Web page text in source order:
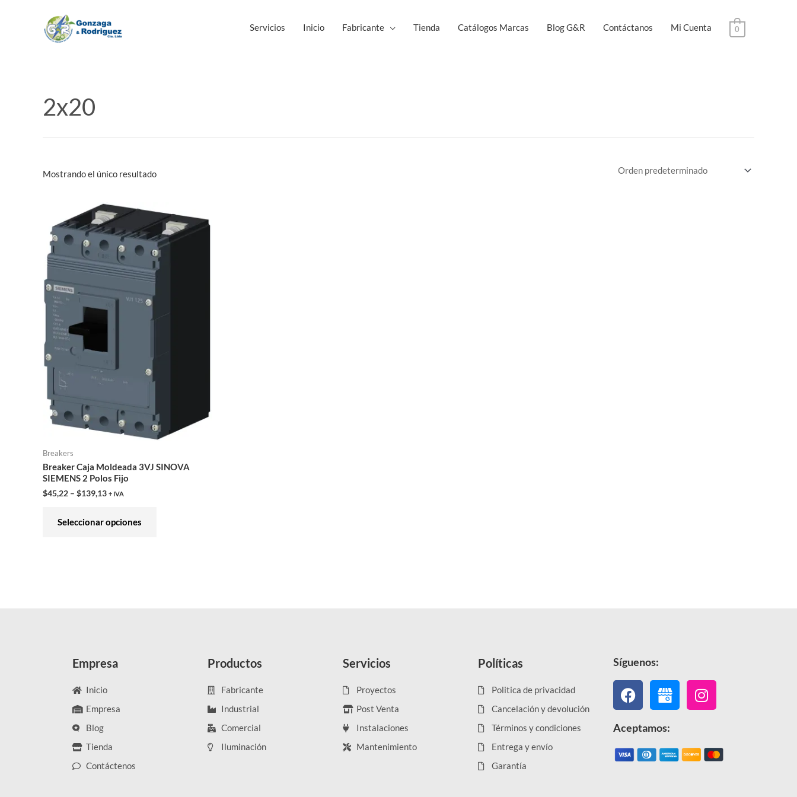
Servicios Inicio Fabricante Tienda Catálogos Marcas Blog G&R Contáctanos Mi Cuenta 0
2x20
Mostrando el único resultado
Breakers
Breaker Caja Moldeada 3VJ SINOVA
SIEMENS 2 Polos Fijo
$45,22 – $139,13 + IVA
Seleccionar opciones
Este
producto
tiene
múltiples
variantes.
de
producto
Empresa
Inicio
Empresa
Blog
Tienda
Contáctenos
Productos
Fabricante
Industrial
Comercial
Iluminación
Servicios
Proyectos
Post Venta
Instalaciones
Mantenimiento
Políticas
Politica de privacidad
Cancelación y devolución
Términos y condiciones
Entrega y envío
Garantía
Síguenos:
Facebook Instagram
Aceptamos: